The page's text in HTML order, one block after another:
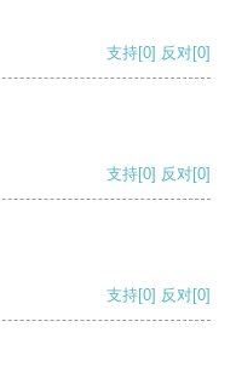
支持[0] 反对[0]
支持[0] 反对[0]
支持[0] 反对[0]